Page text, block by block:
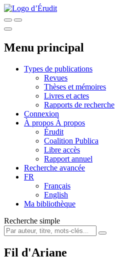
Menu principal
Types de publications
Revues
Thèses et mémoires
Livres et actes
Rapports de recherche
Connexion
À propos À propos
Érudit
Coalition Publica
Libre accès
Rapport annuel
Recherche avancée
FR
Français
English
Ma bibliothèque
Recherche simple
Fil d'Ariane